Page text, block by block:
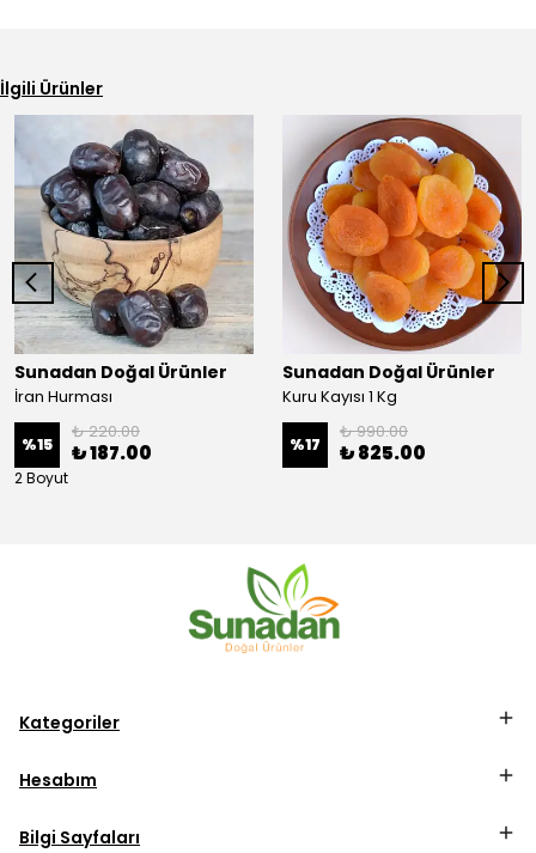
İlgili Ürünler
Sunadan Doğal Ürünler
İran Hurması
%15
₺ 220.00
₺ 187.00
2 Boyut
Sunadan Doğal Ürünler
Kuru Kayısı 1 Kg
%17
₺ 990.00
₺ 825.00
Kategoriler
Hesabım
Bilgi Sayfaları